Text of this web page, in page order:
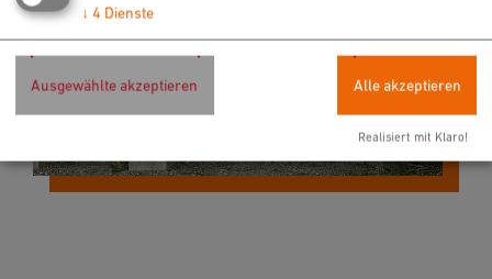
↓ 4 Dienste
Ausgewählte akzeptieren Alle akzeptieren
Realisiert mit Klaro!